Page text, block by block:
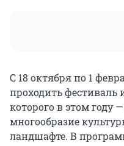
C 18 октября по 1
проходить фестиваль
которого в этом году
многообразие
ландшафте. В